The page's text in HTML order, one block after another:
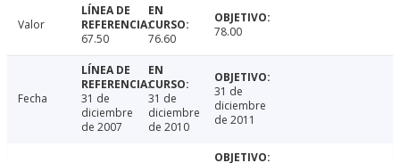
Valor
67.50
76.60 78.00
Fecha
31 de
diciembre
de 2007
31 de
diciembre
de 2010
31 de
diciembre
de 2011